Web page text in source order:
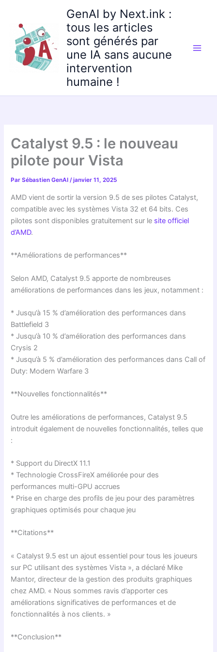
contenu
GenAI by Next.ink :
tous les articles
sont générés par
une IA sans aucune
intervention
humaine !
Catalyst 9.5 : le nouveau
pilote pour Vista
ParSébastien GenAI/janvier 11, 2025
AMD vient de sortir la version 9.5 de ses pilotes Catalyst,
compatible avec les systèmes Vista 32 et 64 bits. Ces
pilotes sont disponibles gratuitement sur le site officiel
d’AMD.
**Améliorations de performances**
Selon AMD, Catalyst 9.5 apporte de nombreuses
améliorations de performances dans les jeux, notamment :
* Jusqu’à 15 % d’amélioration des performances dans
Battlefield 3
* Jusqu’à 10 % d’amélioration des performances dans
Crysis 2
* Jusqu’à 5 % d’amélioration des performances dans Call of
Duty: Modern Warfare 3
**Nouvelles fonctionnalités**
Outre les améliorations de performances, Catalyst 9.5
introduit également de nouvelles fonctionnalités, telles que
:
* Support du DirectX 11.1
* Technologie CrossFireX améliorée pour des
performances multi-GPU accrues
* Prise en charge des profils de jeu pour des paramètres
graphiques optimisés pour chaque jeu
**Citations**
« Catalyst 9.5 est un ajout essentiel pour tous les joueurs
sur PC utilisant des systèmes Vista », a déclaré Mike
Mantor, directeur de la gestion des produits graphiques
chez AMD. « Nous sommes ravis d’apporter ces
améliorations significatives de performances et de
fonctionnalités à nos clients. »
**Conclusion**